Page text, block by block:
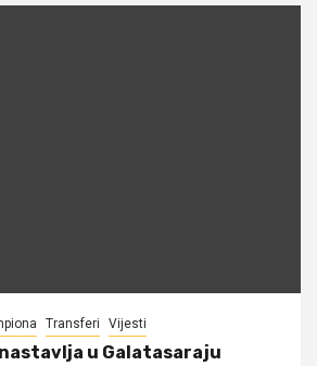
Transferi Vijesti
u Galatasaraju